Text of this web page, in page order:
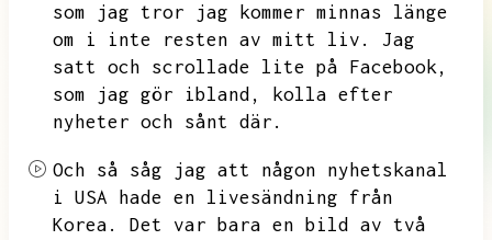
som jag tror jag kommer minnas länge
om i inte resten av mitt liv.
Jag
satt och scrollade lite på Facebook,
som jag gör ibland,
kolla efter
nyheter och sånt där.
Och så såg jag att någon nyhetskanal
i USA hade en livesändning från
Korea.
Det var bara en bild av två